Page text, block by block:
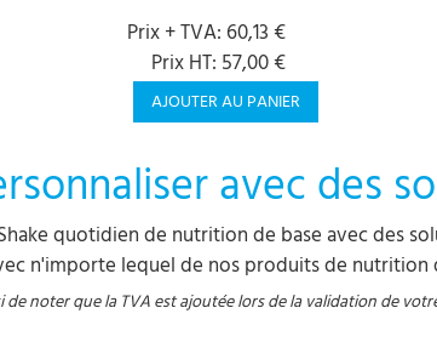
Prix + TVA: 60,13 €
Prix HT: 57,00 €
AJOUTER AU PANIER
avec des
quotidien de nutrition de base avec des
n'importe lequel de nos produits de nutrition
de noter que la TVA est ajoutée lors de la validation de